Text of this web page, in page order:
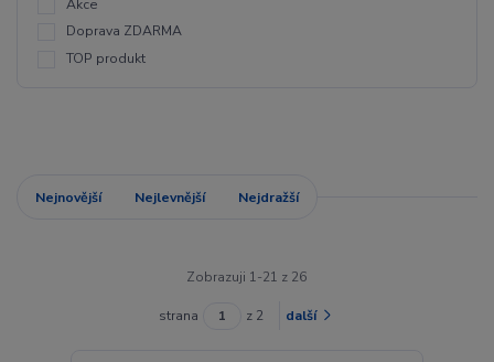
Akce
Doprava ZDARMA
TOP produkt
Nejnovější Nejlevnější Nejdražší
Zobrazuji 1-21 z 26
strana z 2 další